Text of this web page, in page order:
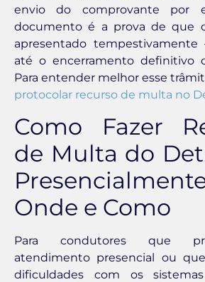
envio do comprovante por
documento é a prova de que
apresentado
até o encerramento definitivo
Para entender melhor esse
protocolar recurso de multa no
Como Fazer
de Multa do
Onde e Como
Para condutores que
atendimento presencial ou
dificuldades com os